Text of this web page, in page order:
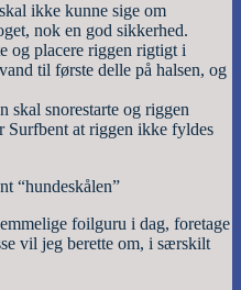
ikke kunne sige om
nok en god sikkerhed.
og placere riggen rigtigt i
til første delle på halsen, og
snorestarte og riggen
Surfbent at riggen ikke fyldes
“hundeskålen”
foilguru i dag, foretage
vil jeg berette om, i særskilt